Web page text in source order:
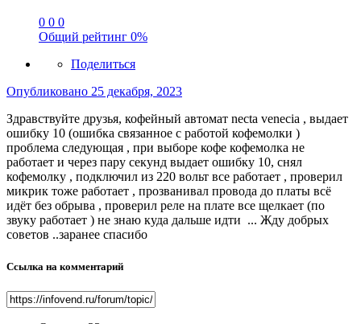
0 0 0
Общий рейтинг 0%
Поделиться
Опубликовано 25 декабря, 2023
Здравствуйте друзья, кофейный автомат necta venecia , выдает
ошибку 10 (ошибка связанное с работой кофемолки )
проблема следующая , при выборе кофе кофемолка не
работает и через пару секунд выдает ошибку 10, снял
кофемолку , подключил из 220 вольт все работает , проверил
микрик тоже работает , прозванивал провода до платы всё
идёт без обрыва , проверил реле на плате все щелкает (по
звуку работает ) не знаю куда дальше идти ... Жду добрых
советов ..заранее спасибо
Ссылка на комментарий